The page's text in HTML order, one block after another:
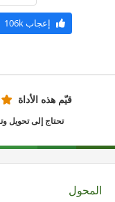
إعجاب106k
قيّم هذه الأداة
تحتاج إلى تحويل
المحول